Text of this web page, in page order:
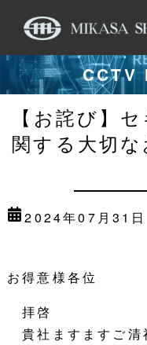
CCTV
【お詫び】
関する大切
2024年07月31日
お得意様各位
拝啓
貴社ますますご清